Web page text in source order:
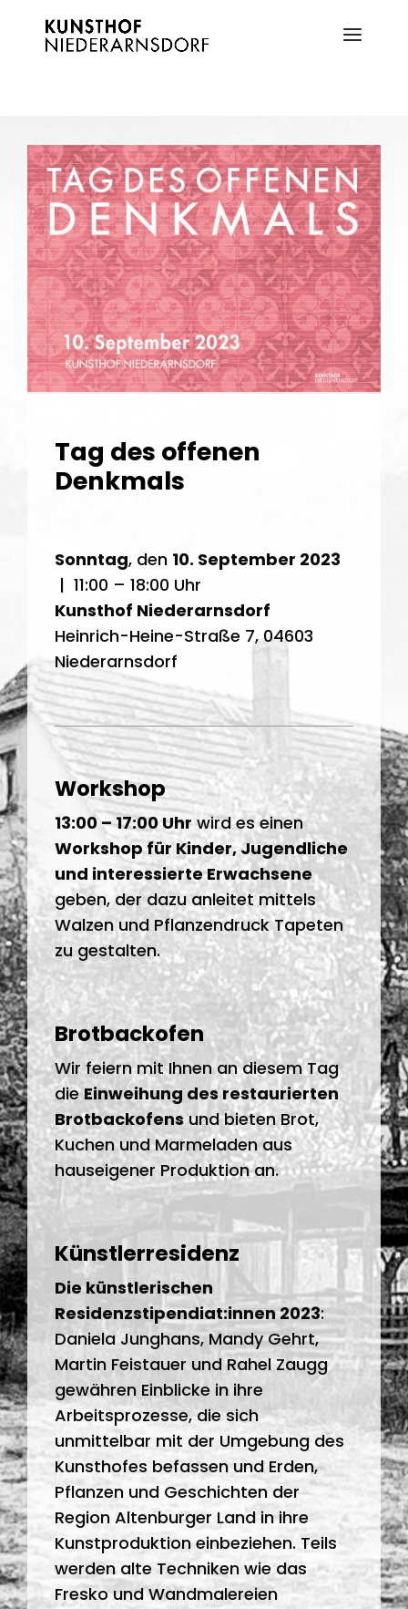
Tag des offenen
Denkmals
Sonntag, den 10. September 2023
| 11:00 – 18:00 Uhr
Kunsthof Niederarnsdorf
Heinrich-Heine-Straße 7, 04603
Niederarnsdorf
Workshop
13:00 – 17:00 Uhr wird es einen
Workshop für Kinder, Jugendliche
und interessierte Erwachsene
geben, der dazu anleitet mittels
Walzen und Pflanzendruck Tapeten
zu gestalten.
Brotbackofen
Wir feiern mit Ihnen an diesem Tag
dieEinweihung des restaurierten
Brotbackofens und bieten Brot,
Kuchen und Marmeladen aus
hauseigener Produktion an.
Künstlerresidenz
Die künstlerischen
Residenzstipendiat:innen 2023:
Daniela Junghans, Mandy Gehrt,
Martin Feistauer und Rahel Zaugg
gewähren Einblicke in ihre
Arbeitsprozesse, die sich
unmittelbar mit der Umgebung des
Kunsthofes befassen und Erden,
Pflanzen und Geschichten der
Region Altenburger Land in ihre
Kunstproduktion einbeziehen. Teils
werden alte Techniken wie das
Fresko und Wandmalereien